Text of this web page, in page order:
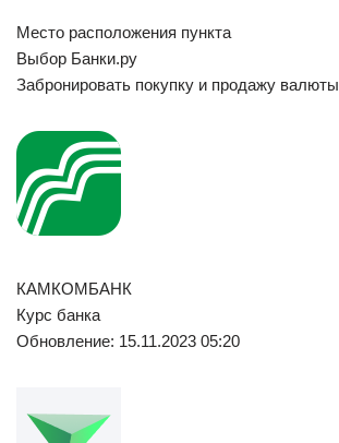
Место расположения пункта
Выбор Банки.ру
Забронировать покупку и продажу валюты
КАМКОМБАНК
Курс банка
Обновление: 15.11.2023 05:20